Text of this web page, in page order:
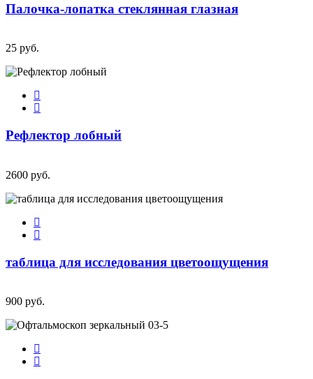
Палочка-лопатка стеклянная глазная
25 руб.
Рефлектор лобный
2600 руб.
таблица для исследования цветоощущения
900 руб.